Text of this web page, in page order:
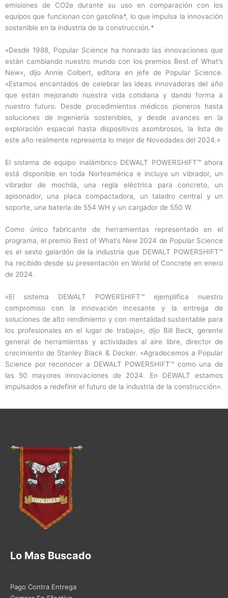
emisiones de CO2e durante su uso en comparación con los
equipos que funcionan con gasolina*, lo que impulsa la innovación
sostenible en la industria de la construcción.*
«Desde 1988, Popular Science ha honrado las innovaciones que
están cambiando nuestro mundo con los premios Best of What’s
New», dijo Annie Colbert, editora en jefe de Popular Science.
«Estamos encantados de celebrar las ideas innovadoras del año
que están mejorando nuestra vida cotidiana y dando forma a
nuestro futuro. Desde procedimientos médicos pioneros hasta
soluciones de ingeniería sostenibles, y desde avances en la
exploración espacial hasta dispositivos asombrosos, la lista de
este año realmente representa lo mejor de Novedades del 2024.»
El sistema de equipo inalámbrico DEWALT POWERSHIFT™ ahora
está disponible en toda Norteamérica e incluye un vibrador, un
vibrador de mochila, una regla eléctrica para concreto, un
apisonador, una placa compactadora, un taladro central y un
soporte, una batería de 554 WH y un cargador de 550 W.
Como único fabricante de herramientas representado en el
programa, el premio Best of What’s New 2024 de Popular Science
es el sexto galardón de la industria que DEWALT POWERSHIFT™
ha recibido desde su presentación en World of Concrete en enero
de 2024.
«El sistema DEWALT POWERSHIFT™ ejemplifica nuestro
compromiso con la innovación incesante y la entrega de
soluciones de alto rendimiento y con mentalidad sustentable para
los profesionales en el lugar de trabajo», dijo Bill Beck, gerente
general de herramientas y actividades al aire libre, director de
crecimiento de Stanley Black & Decker. «Agradecemos a Popular
Science por reconocer a DEWALT POWERSHIFT™ como una de
las 50 mayores innovaciones de 2024. En DEWALT estamos
impulsados ​​a redefinir el futuro de la industria de la construcción».
Lo Mas Buscado
Pago Contra Entrega